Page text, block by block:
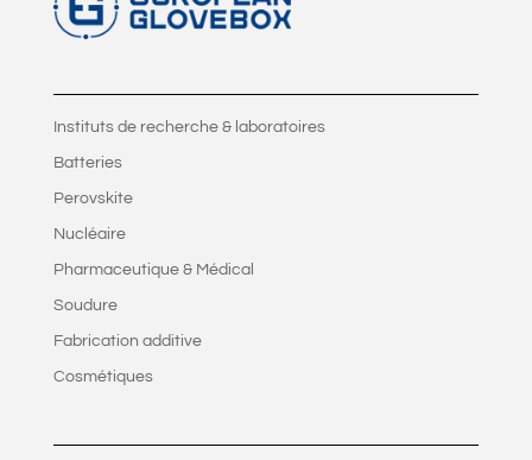
Instituts de recherche & laboratoires
Batteries
Perovskite
Nucléaire
Pharmaceutique & Médical
Soudure
Fabrication additive
Cosmétiques